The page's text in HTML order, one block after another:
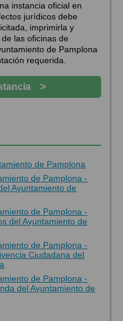
instancia oficial en
jurídicos debe
imprimirla y
las oficinas de
de Pamplona
requerida.
>
de Pamplona
de Pamplona -
Ayuntamiento de
de Pamplona -
del Ayuntamiento de
de Pamplona -
Ciudadana del
de Pamplona -
del Ayuntamiento de